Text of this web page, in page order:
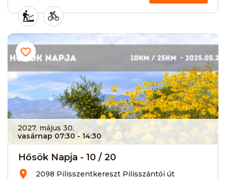
2027. május 30.
vasárnap 07:30 - 14:30
Hősök Napja - 10 / 20
2098 Pilisszentkereszt Pilisszántói út